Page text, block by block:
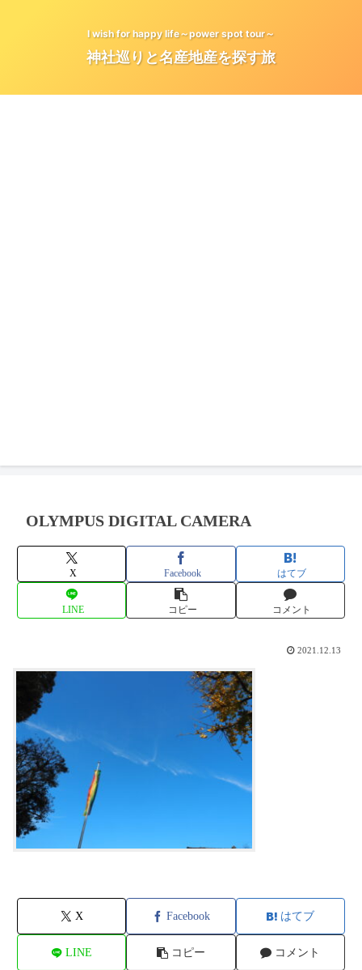
I wish for happy life～power spot tour～
神社巡りと名産地産を探す旅
OLYMPUS DIGITAL CAMERA
X Facebook はてブ
LINE コピー コメント
2021.12.13
X Facebook はてブ
LINE コピー コメント